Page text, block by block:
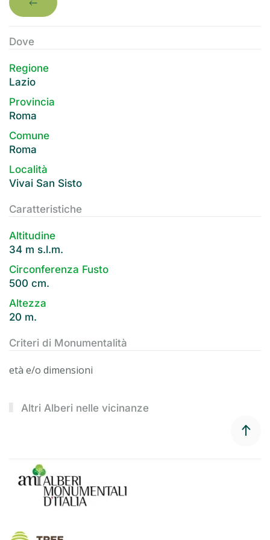
Dove
Regione
Lazio
Provincia
Roma
Comune
Roma
Località
Vivai San Sisto
Caratteristiche
Altitudine
34 m s.l.m.
Circonferenza Fusto
500 cm.
Altezza
20 m.
Criteri di Monumentalità
età e/o dimensioni
Altri Alberi nelle vicinanze